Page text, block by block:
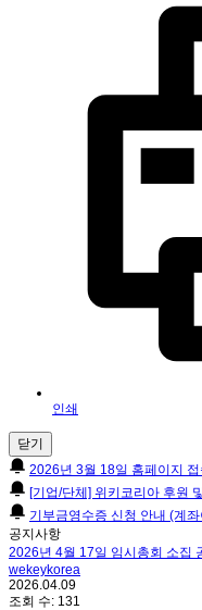
인쇄
닫기
2026년 3월 18일 홈페이지
[기업/단체] 위키코리아 후원
기부금영수증 신청 안내 (계
공지사항
2026년 4월 17일 임시총회 소집
wekeykorea
2026.04.09
조회 수: 131